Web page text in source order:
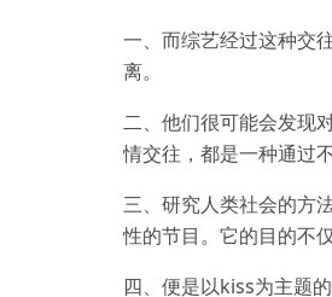
一、而综艺经过这种交
离。
二、他们很可能会发现
情交往，都是一种通过
三、研究人类社会的方
性的节目。它的目的不
四、便是以kiss为主题